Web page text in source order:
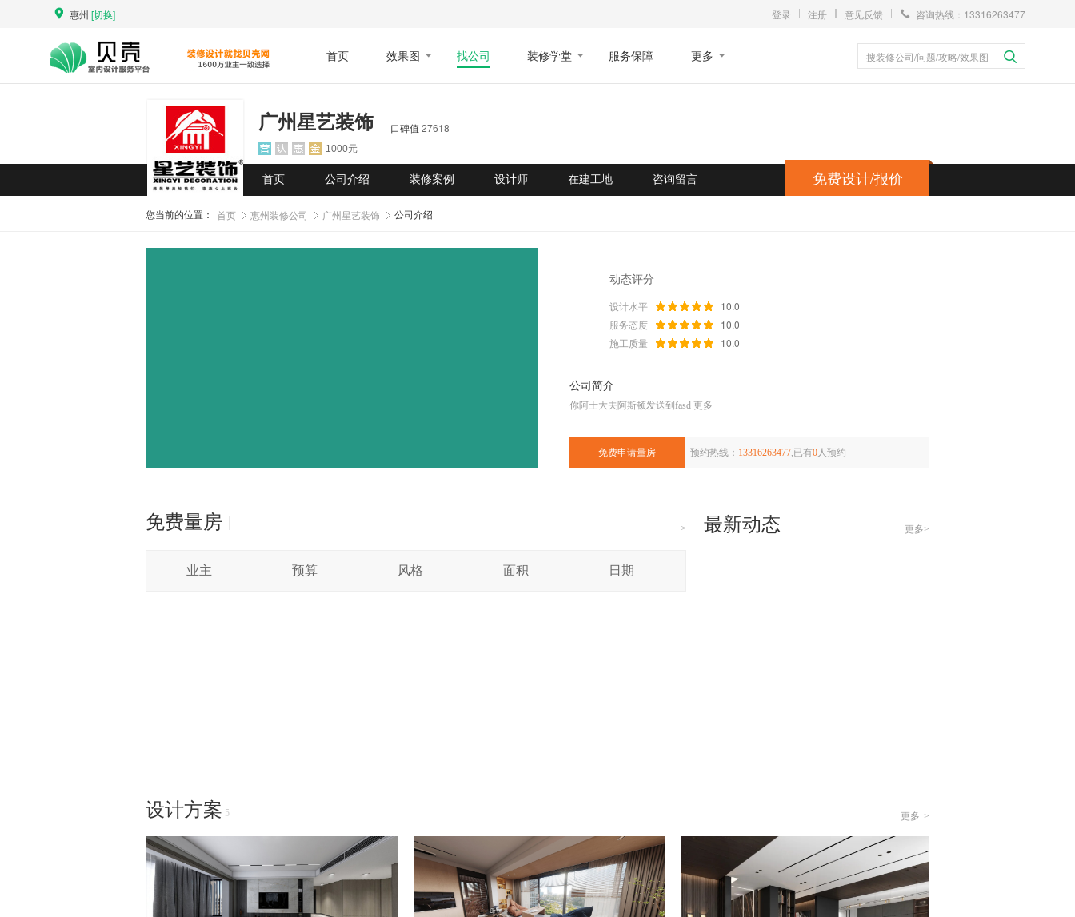
惠州 [切换] 咨询热线：13316263477
意见反馈
注册
登录
首页 效果图 找公司 装修学堂 服务保障 更多 搜装修公司/问题/攻略/效果图
广州星艺装饰 口碑值 27618
1000元
首页 公司介绍 装修案例 设计师 在建工地 咨询留言 免费设计/报价
您当前的位置： 首页 惠州装修公司 广州星艺装饰 公司介绍
动态评分
设计水平
10.0
服务态度
10.0
施工质量
10.0
公司简介
你阿士大夫阿斯顿发送到fasd 更多
预约热线： 13316263477,已有0人预约
免费量房 >
业主 预算 风格 面积 日期
最新动态 更多>
设计方案 5 更多 >